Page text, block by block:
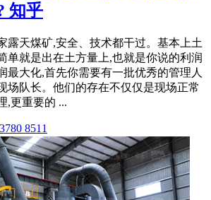
知乎
露天煤矿,安全、技术都干过。基本上土
单就是出在土方量上,也就是你说的利润
最大化,首先你需要有一批优秀的管理人
场队长。他们的存在不仅仅是现场正常
,更重要的 ...
8511